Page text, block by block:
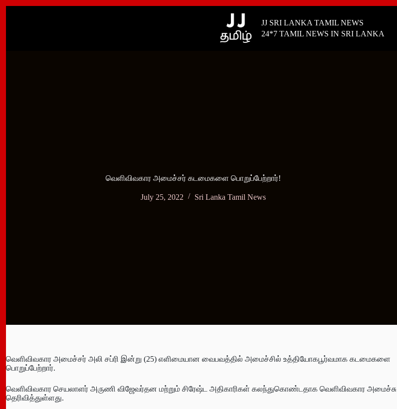
JJ SRI LANKA TAMIL NEWS
24*7 TAMIL NEWS IN SRI LANKA
வெளிவிவகார அமைச்சர் கடமைகளை பொறுப்பேற்றார்!
July 25, 2022 Sri Lanka Tamil News
வெளிவிவகார அமைச்சர் அலி சப்ரி இன்று (25) எளிமையான வைபவத்தில் அமைச்சில் உத்தியோகபூர்வமாக கடமைகளை
பொறுப்பேற்றார்.
வெளிவிவகார செயலாளர் அருணி விஜேவர்தன மற்றும் சிரேஷ்ட அதிகாரிகள் கலந்துகொண்டதாக வெளிவிவகார அமைச்சு
தெரிவித்துள்ளது.